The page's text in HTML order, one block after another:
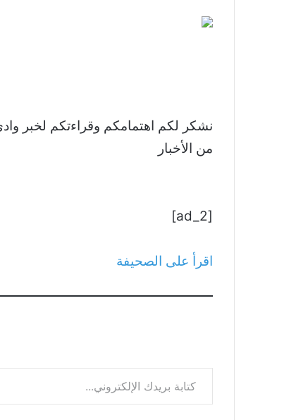
من الأخبار
[ad_2]
اقرأ على الصحيفة
كتابة بريدك الإلكتروني...